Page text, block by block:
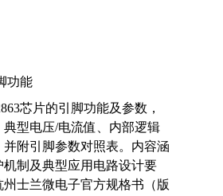
功能
芯片的引脚功能及参数，
型电压/电流值、内部逻辑
附引脚参数对照表。内容涵
制及典型应用电路设计要
士兰微电子官方规格书（版